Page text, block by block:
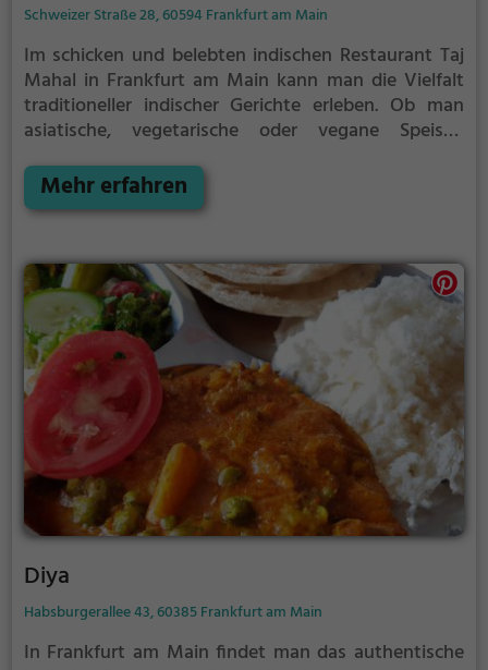
Schweizer Straße 28, 60594 Frankfurt am Main
Im schicken und belebten indischen Restaurant Taj
Mahal in Frankfurt am Main kann man die Vielfalt
traditioneller indischer Gerichte erleben. Ob man
asiatische, vegetarische oder vegane Speisen
breite Auswahl an Cocktails und gesunden
Gerichten. Die Atmosphäre lädt zum Verweilen ein
kulinarisches Erlebnis für jeden Geschmack. Tauche
ein in die Welt des Taj Mahal und entdecke die
köstlichen Aromen Indiens.
Mehr erfahren
Diya
Habsburgerallee 43, 60385 Frankfurt am Main
In Frankfurt am Main findet man das authentische